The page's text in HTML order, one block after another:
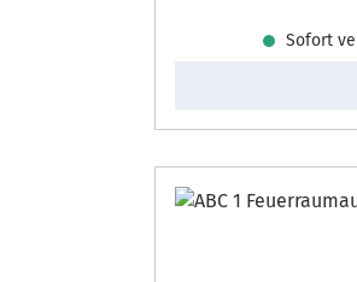
x 196 x 25 mm),
Sofort